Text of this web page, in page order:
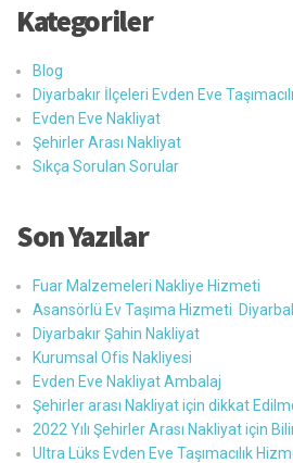
Kategoriler
Blog
Diyarbakır İlçeleri Evden Eve
Evden Eve Nakliyat
Şehirler Arası Nakliyat
Sıkça Sorulan Sorular
Son Yazılar
Fuar Malzemeleri Nakliye Hizmeti
Asansörlü Ev Taşıma Hizmeti
Diyarbakır Şahin Nakliyat
Kurumsal Ofis Nakliyesi
Evden Eve Nakliyat Ambalaj
Şehirler arası Nakliyat için dikkat
2022 Yılı Şehirler Arası Nakliyat için
Ultra Lüks Evden Eve Taşımacılık